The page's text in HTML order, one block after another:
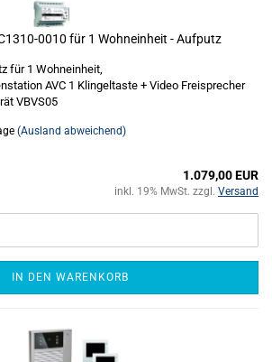
0010 für 1 Wohneinheit - Aufputz
für 1 Wohneinheit,
AVC 1 Klingeltaste + Video Freisprecher
VBVS05
(Ausland abweichend)
1.079,00 EUR
inkl. 19% MwSt. zzgl. Versand
IN DEN WARENKORB